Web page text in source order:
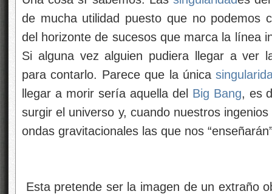
de mucha utilidad puesto que no podemos
del horizonte de sucesos que marca la línea
Si alguna vez alguien pudiera llegar a ver
para contarlo. Parece que la única
llegar a morir sería aquella del Big Bang, es
surgir el universo y, cuando nuestros
ondas gravitacionales las que nos
Esta pretende ser la imagen de un extraño